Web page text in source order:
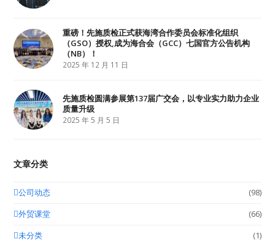
重磅！先施质检正式获海湾合作委员会标准化组织
（GSO）授权,成为海合会（GCC）七国官方公告机构
（NB）！
2025 年 12 月 11 日
先施质检圆满参展第137届广交会，以专业实力助力企业
质量升级
2025 年 5 月 5 日
文章分类
公司动态
(98)
外贸课堂
(66)
未分类
(1)